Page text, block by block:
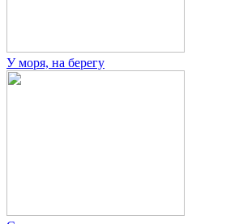
У моря, на берегу